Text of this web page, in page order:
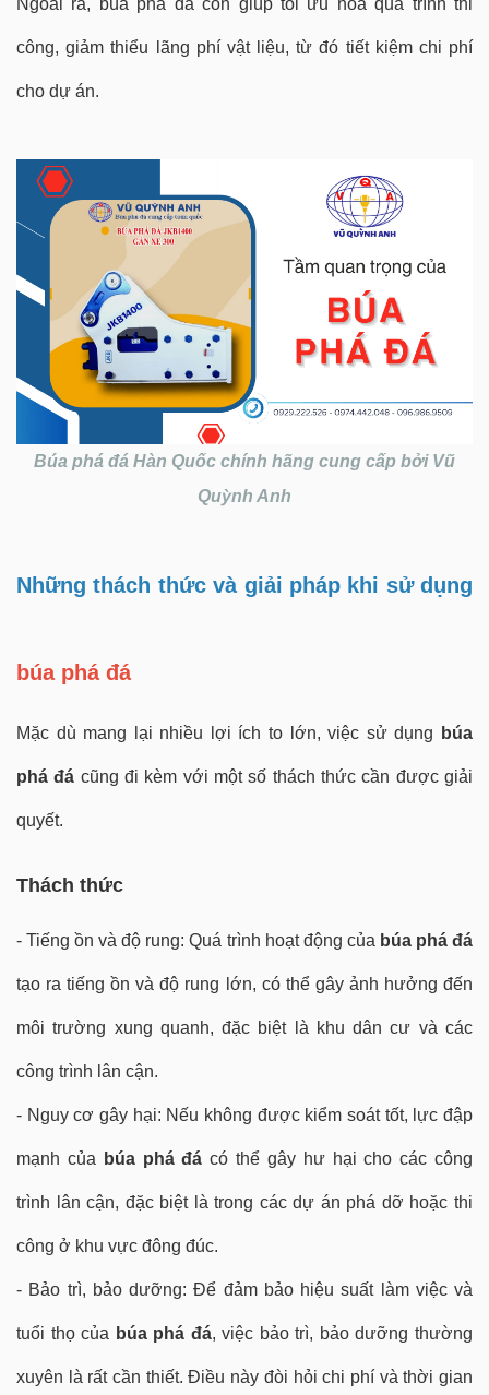
công, giảm thiểu lãng phí vật liệu, từ đó tiết kiệm chi phí
cho dự án.
Búa phá đá Hàn Quốc chính hãng cung cấp bởi Vũ
Quỳnh Anh
Những thách thức và giải pháp khi sử dụng
búa phá đá
Mặc dù mang lại nhiều lợi ích to lớn, việc sử dụng búa
phá đá cũng đi kèm với một số thách thức cần được giải
quyết.
Thách thức
- Tiếng ồn và độ rung: Quá trình hoạt động của búa phá đá
tạo ra tiếng ồn và độ rung lớn, có thể gây ảnh hưởng đến
môi trường xung quanh, đặc biệt là khu dân cư và các
công trình lân cận.
- Nguy cơ gây hại: Nếu không được kiểm soát tốt, lực đập
mạnh của búa phá đá có thể gây hư hại cho các công
trình lân cận, đặc biệt là trong các dự án phá dỡ hoặc thi
công ở khu vực đông đúc.
- Bảo trì, bảo dưỡng: Để đảm bảo hiệu suất làm việc và
tuổi thọ của búa phá đá, việc bảo trì, bảo dưỡng thường
xuyên là rất cần thiết. Điều này đòi hỏi chi phí và thời gian